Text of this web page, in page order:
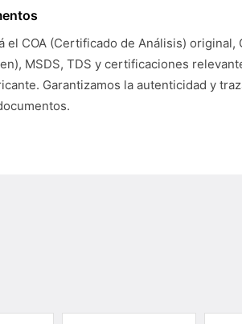
el COA (Certificado de Análisis) original,
MSDS, TDS y certificaciones
Garantizamos la autenticidad y